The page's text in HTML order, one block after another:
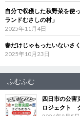
自分で収穫した秋野菜を使
ランドむさしの村」
2025年11月4日
春だけじゃもったいないさ
2025年10月23日
ふむふむ
四日市の公害
ロジェクト